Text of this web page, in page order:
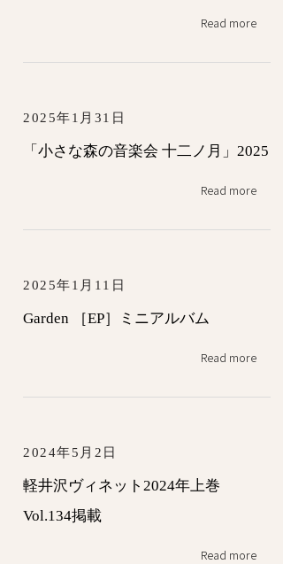
Read more
2025年1月31日
「小さな森の音楽会 十二ノ月」2025
Read more
2025年1月11日
Garden ［EP］ミニアルバム
Read more
2024年5月2日
軽井沢ヴィネット2024年上巻
Vol.134掲載
Read more